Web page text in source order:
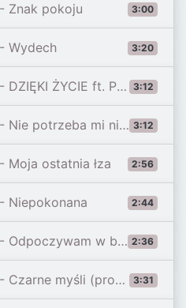
3:00
Znak pokoju
3:20
Wydech
3:12
ft. Paulina Grządkowska
3:12
mi nic więcej (prod. Jordaninio)
2:56
Moja ostatnia łza
2:44
Niepokonana
2:36
w biegu
3:31
(prod. Choina x Sickquence)